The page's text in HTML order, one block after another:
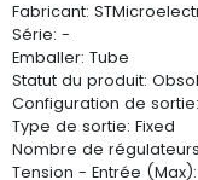
Fabricant:
Série: -
Emballer: Tube
Statut du produit:
Configuration de
Type de sortie: Fixed
Nombre de
Tension - Entrée